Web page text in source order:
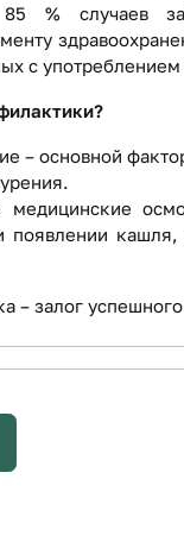
% случаев
с употреблением
– основной
медицинские
появлении
– залог